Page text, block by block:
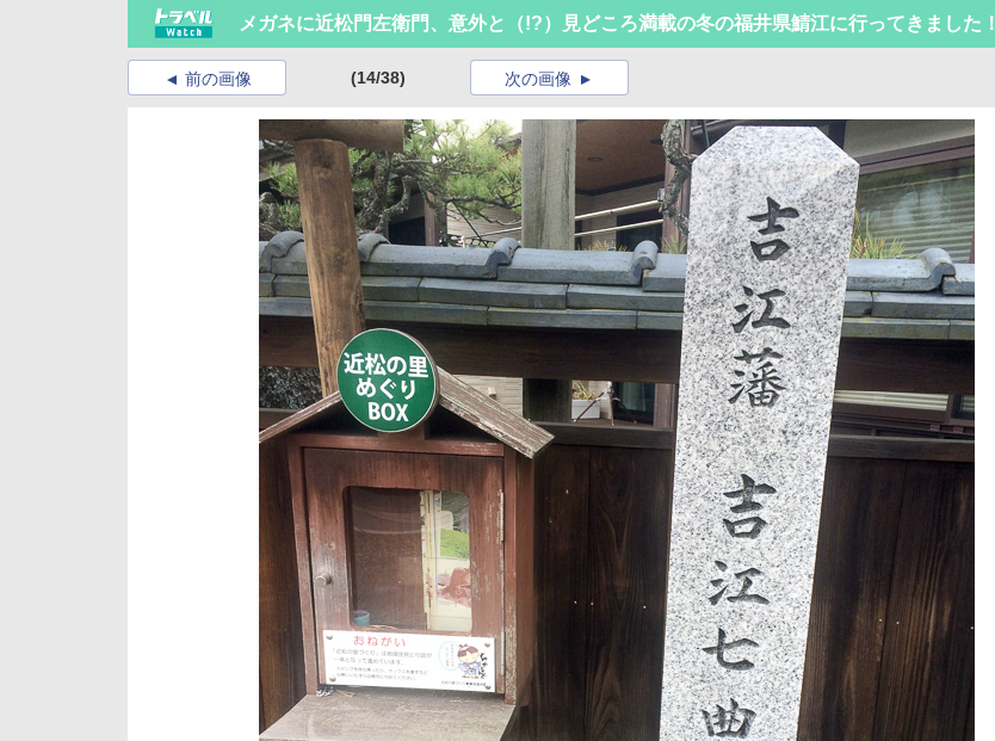
メガネに近松門左衛門、意外と（!?）見どころ満載の冬の福井県鯖江に行ってきました！
前の画像 (14/38) 次の画像